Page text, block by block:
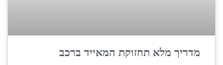
מדריך מלא תחזוקת המאייד ברכב